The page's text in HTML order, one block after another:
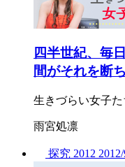
四半世紀、毎
間がそれを断
生きづらい女子
雨宮処凛
探究 2012 2012/